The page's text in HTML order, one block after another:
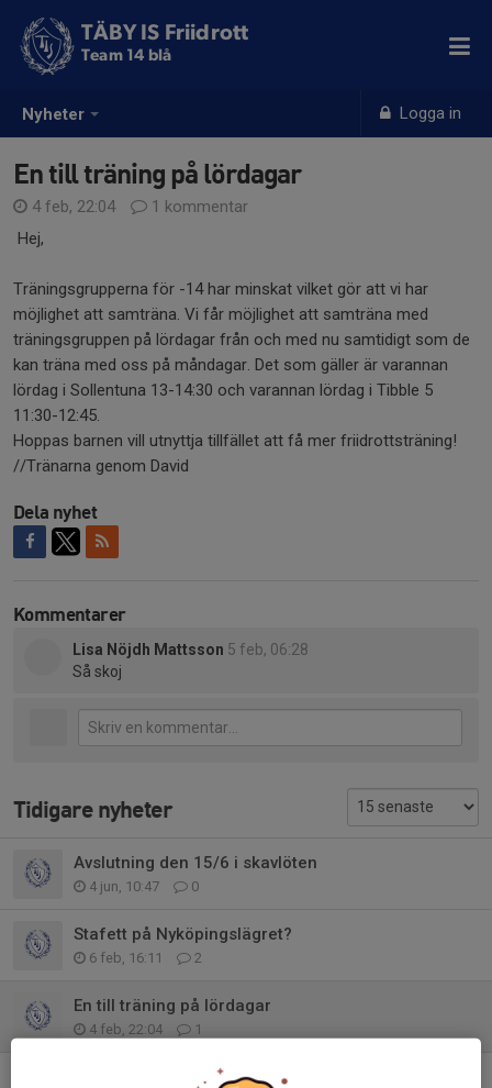
Nyheter Logga in
TÄBY IS Friidrott
Team 14 blå
En till träning på lördagar
4 feb, 22:04
1 kommentar
Hej,
Träningsgrupperna för -14 har minskat vilket gör att vi har
möjlighet att samträna. Vi får möjlighet att samträna med
träningsgruppen på lördagar från och med nu samtidigt som de
kan träna med oss på måndagar. Det som gäller är varannan
lördag i Sollentuna 13-14:30 och varannan lördag i Tibble 5
11:30-12:45.
Hoppas barnen vill utnyttja tillfället att få mer friidrottsträning!
//Tränarna genom David
Dela nyhet
Kommentarer
Lisa Nöjdh Mattsson 5 feb, 06:28
Så skoj
Tidigare nyheter
Avslutning den 15/6 i skavlöten
4 jun, 10:47 0
Stafett på Nyköpingslägret?
6 feb, 16:11 2
En till träning på lördagar
4 feb, 22:04 1
Nyköpingslägret snart fullt! In och boka